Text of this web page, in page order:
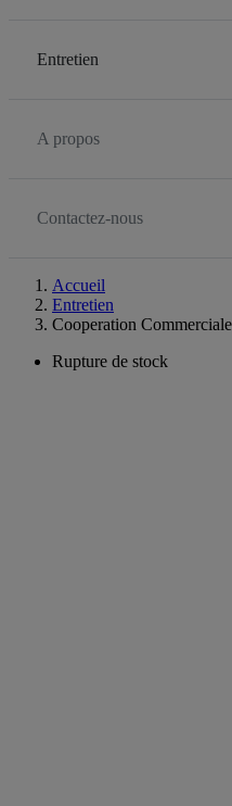
Entretien
A propos
Contactez-nous
Accueil
Entretien
Cooperation
Rupture de stock